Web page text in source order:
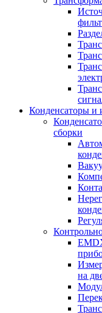
Конденсаторы и
сборки
на